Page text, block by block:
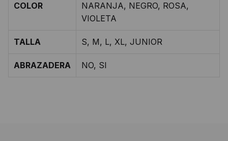
COLOR
NARANJA, NEGRO, ROSA,
VIOLETA
TALLA S, M, L, XL, JUNIOR
ABRAZADERA NO, SI